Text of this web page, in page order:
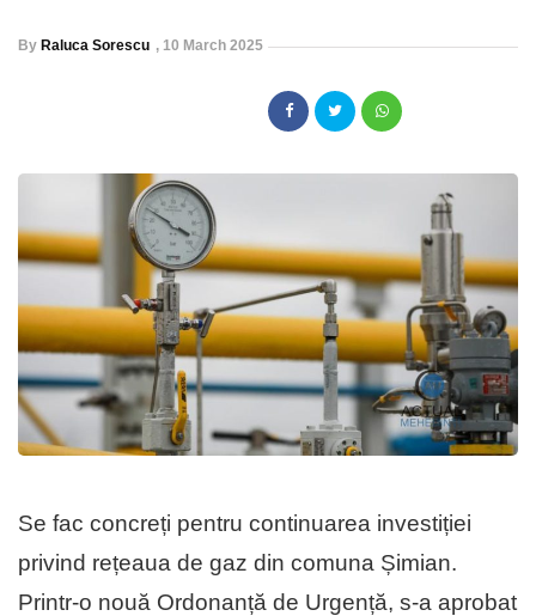
By Raluca Sorescu , 10 March 2025
Se fac concreți pentru continuarea investiției
privind rețeaua de gaz din comuna Șimian.
Printr-o nouă Ordonanță de Urgență, s-a aprobat